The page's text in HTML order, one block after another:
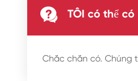
 TÔI có thể
Chắc chắn có. Chúng